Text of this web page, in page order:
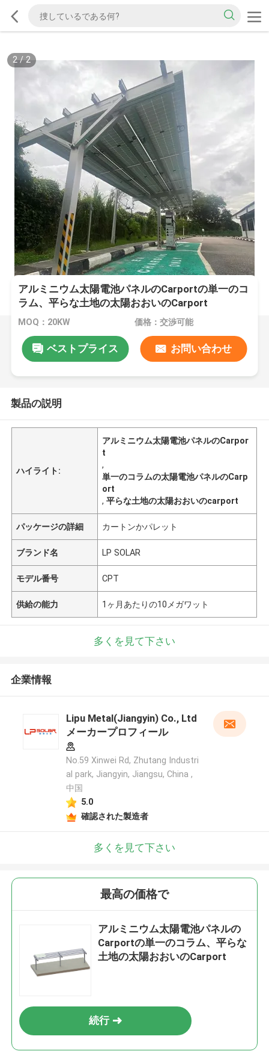
2/2
アルミニウム太陽電池パネルのCarportの単一のコ
ラム、平らな土地の太陽おおいのCarport
MOQ：20KW 価格：交渉可能
ベストプライス お問い合わせ
製品の説明
ハイライト:
アルミニウム太陽電池パネルのCarpor
t
,
単一のコラムの太陽電池パネルのCarp
ort
,平らな土地の太陽おおいのcarport
パッケージの詳細 カートンかパレット
ブランド名 LP SOLAR
モデル番号 CPT
供給の能力 1ヶ月あたりの10メガワット
多くを見て下さい
企業情報
Lipu Metal(Jiangyin) Co., Ltd
メーカープロフィール
No.59 Xinwei Rd, Zhutang Industri
al park, Jiangyin, Jiangsu, China ,
中国
5.0
確認された製造者
多くを見て下さい
最高の価格で
アルミニウム太陽電池パネルの
Carportの単一のコラム、平らな
土地の太陽おおいのCarport
続行